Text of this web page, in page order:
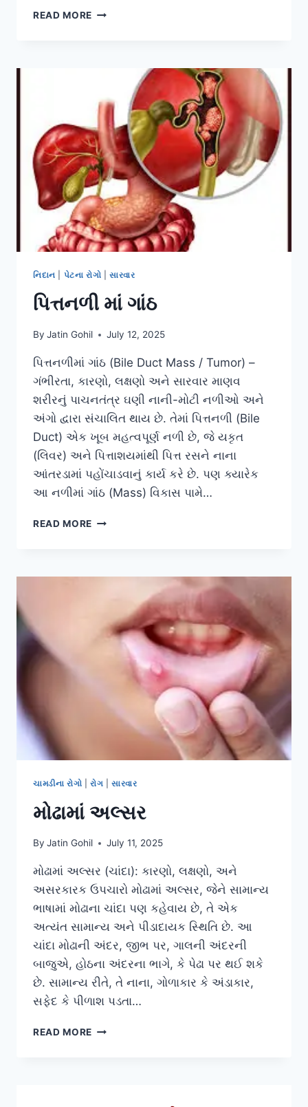
READ MORE પિત્તાશય
નિદાન પેટના રોગો સારવાર
પિત્તનળી માં ગાંઠ
By Jatin Gohil July 12, 2025
પિત્તનળીમાં ગાંઠ (Bile Duct Mass / Tumor) –
ગંભીરતા, કારણો, લક્ષણો અને સારવાર માણવ
શરીરનું પાચનતંત્ર ઘણી નાની-મોટી નળીઓ અને
અંગો દ્વારા સંચાલિત થાય છે. તેમાં પિત્તનળી (Bile
Duct) એક ખૂબ મહત્વપૂર્ણ નળી છે, જે યકૃત
(લિવર) અને પિત્તાશયમાંથી પિત્ત રસને નાના
આંતરડામાં પહોંચાડવાનું કાર્ય કરે છે. પણ ક્યારેક
આ નળીમાં ગાંઠ (Mass) વિકાસ પામે…
READ MORE પિત્તનળી
ચામડીના રોગો રોગ સારવાર
મોઢામાં અલ્સર
By Jatin Gohil July 11, 2025
મોઢામાં અલ્સર (ચાંદા): કારણો, લક્ષણો, અને
અસરકારક ઉપચારો મોઢામાં અલ્સર, જેને સામાન્ય
ભાષામાં મોઢાના ચાંદા પણ કહેવાય છે, તે એક
અત્યંત સામાન્ય અને પીડાદાયક સ્થિતિ છે. આ
ચાંદા મોઢાની અંદર, જીભ પર, ગાલની અંદરની
બાજુએ, હોઠના અંદરના ભાગે, કે પેઢા પર થઈ શકે
છે. સામાન્ય રીતે, તે નાના, ગોળાકાર કે અંડાકાર,
સફેદ કે પીળાશ પડતા…
READ MORE મોઢામાં